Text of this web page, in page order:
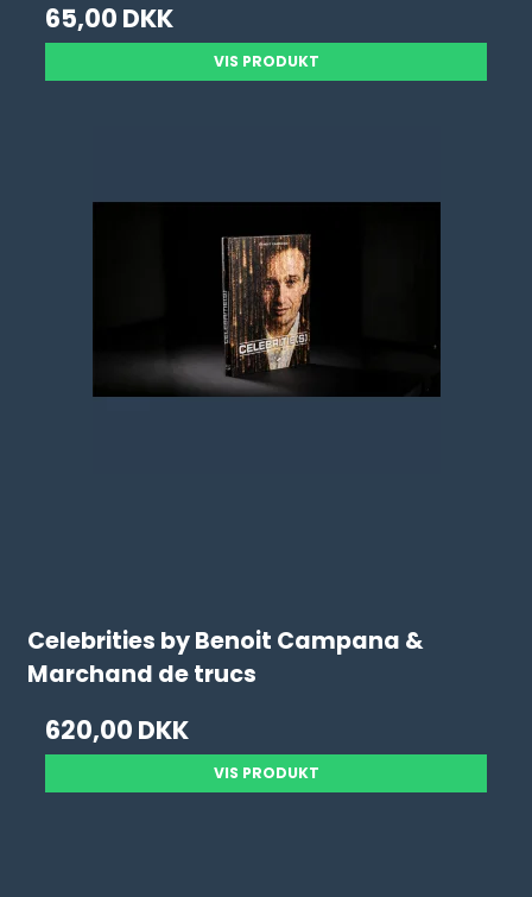
65,00 DKK
VIS PRODUKT
Celebrities by Benoit Campana &
Marchand de trucs
620,00 DKK
VIS PRODUKT